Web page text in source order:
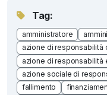
Tag:
amministratore
azione di responsabilità
azione di responsabilità
azione sociale di
fallimento